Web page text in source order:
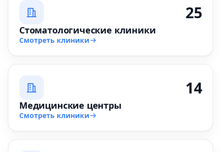
25
Стоматологические клиники
Смотреть клиники
14
Медицинские центры
Смотреть клиники